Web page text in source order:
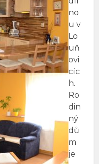
no
u v
Lo
uň
ovi
cíc
h.
Ro
din
ný
dů
m
je